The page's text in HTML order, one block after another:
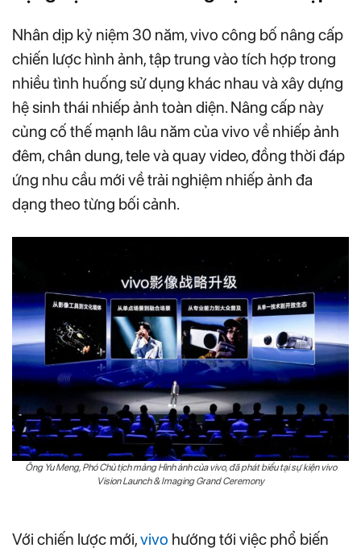
Nhân dịp kỷ niệm 30 năm, vivo công bố nâng cấp
chiến lược hình ảnh, tập trung vào tích hợp trong
nhiều tình huống sử dụng khác nhau và xây dựng
hệ sinh thái nhiếp ảnh toàn diện. Nâng cấp này
củng cố thế mạnh lâu năm của vivo về nhiếp ảnh
đêm, chân dung, tele và quay video, đồng thời đáp
ứng nhu cầu mới về trải nghiệm nhiếp ảnh đa
dạng theo từng bối cảnh.
Ông Yu Meng, Phó Chủ tịch mảng Hình ảnh của vivo, đã phát biểu tại sự kiện vivo
Vision Launch & Imaging Grand Ceremony
Với chiến lược mới,vivo hướng tới việc phổ biến